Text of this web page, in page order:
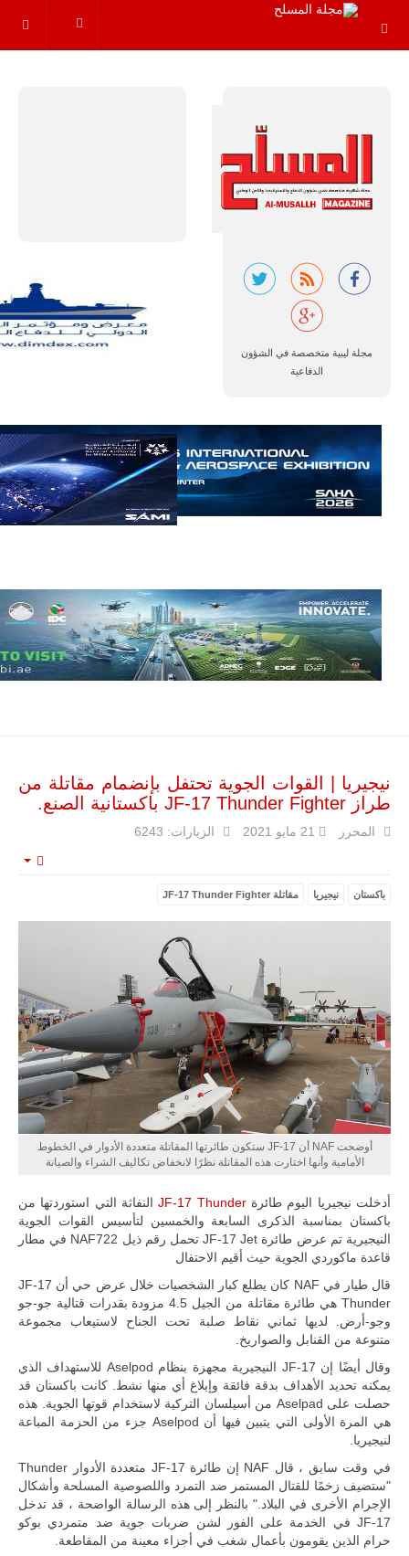
مجلة ليبية متخصصة في الشؤون
الدفاعية
مالي |
مشاركة
العصابات في
مالي.
مع تصاعد حدة
الحرب الجوية
الروسية في
مالي رُصدت
التمرد في
منطقة الساحل،
فإن الجمع بين
قدرة طائرة
أوريون على
التحليق…
ليبيا | إنطلاق
تدريبات
فلينتلوك
2026 الدولية
بمشاركة
جيوش وقادة
من 30 دولة
بمدينة سرت
الليبية.
في خطوة
تُوصف بأنها
اختبار عملي
جديد لإمكانية
تقريب
المسافات بين
المؤسستين
شرق البلاد
وغربها، وسط
حضور دولي
تقوده الولايات
المتحدة وشراكة
مباشرة مع
أطراف ليبية
منقسمة منذ…
نيجيريا | القوات الجوية تحتفل بإنضمام مقاتلة من
طراز JF-17 Thunder Fighter باكستانية الصنع.
المحرر 21 مايو 2021 الزيارات: 6243
باكستان نيجيريا مقاتلة JF-17 Thunder Fighter
أوضحت NAF أن JF-17 ستكون طائرتها المقاتلة متعددة الأدوار في الخطوط
الأمامية وأنها اختارت هذه المقاتلة نظرًا لانخفاض تكاليف الشراء والصيانة
أدخلت نيجيريا اليوم طائرةJF-17 Thunderالنفاثة التي استوردتها من
باكستان بمناسبة الذكرى السابعة والخمسين لتأسيس القوات الجوية
النيجيرية تم عرض طائرة JF-17 Jet تحمل رقم ذيل NAF722 في مطار
قاعدة ماكوردي الجوية حيث أقيم الاحتفال
قال طيار في NAF كان يطلع كبار الشخصيات خلال عرض حي أن JF-17
Thunder هي طائرة مقاتلة من الجيل 4.5 مزودة بقدرات قتالية جو-جو
وجو-أرض. لديها ثماني نقاط صلبة تحت الجناح لاستيعاب مجموعة
متنوعة من القنابل والصواريخ.
وقال أيضًا إن JF-17 النيجيرية مجهزة بنظام Aselpod للاستهداف الذي
يمكنه تحديد الأهداف بدقة فائقة وإبلاغ أي منها نشط. كانت باكستان قد
حصلت على Aselpad من أسيلسان التركية لاستخدام قوتها الجوية. هذه
هي المرة الأولى التي يتبين فيها أن Aselpod جزء من الحزمة المباعة
لنيجيريا.
في وقت سابق ، قال NAF إن طائرة JF-17 متعددة الأدوار Thunder
"ستضيف زخمًا للقتال المستمر ضد التمرد واللصوصية المسلحة وأشكال
الإجرام الأخرى في البلاد." بالنظر إلى هذه الرسالة الواضحة ، قد تدخل
JF-17 في الخدمة على الفور لشن ضربات جوية ضد متمردي بوكو
حرام الذين يقومون بأعمال شغب في أجزاء معينة من المقاطعة.